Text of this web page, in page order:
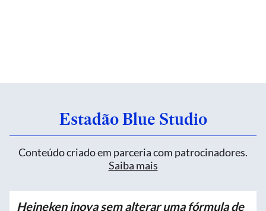
Estadão Blue Studio
Conteúdo criado em parceria com patrocinadores.
Saiba mais
Heineken inova sem alterar uma fórmula de